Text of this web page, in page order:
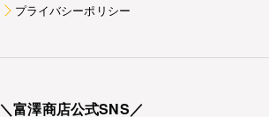
プライバシーポリシー
＼富澤商店公式SNS／